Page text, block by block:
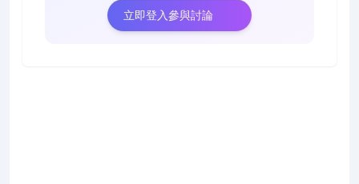
立即登入參與討論